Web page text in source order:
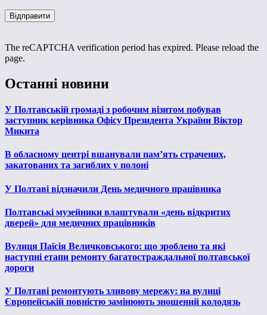
The reCAPTCHA verification period has expired. Please reload the
page.
Останні новини
У Полтавській громаді з робочим візитом побував
заступник керівника Офісу Президента України Віктор
Микита
В обласному центрі вшанували пам’ять страчених,
закатованих та загиблих у полоні
У Полтаві відзначили День медичного працівника
Полтавські музейники влаштували «день відкритих
дверей» для медичних працівників
Вулиця Паїсія Величковського: що зроблено та які
наступні етапи ремонту багатостраждальної полтавської
дороги
У Полтаві ремонтують зливову мережу: на вулиці
Європейській повністю замінюють зношений колодязь